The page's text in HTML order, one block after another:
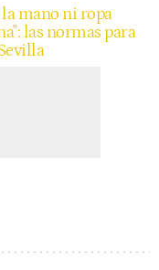
la mano ni ropa
las normas para